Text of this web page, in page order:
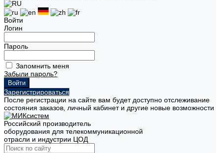
Войти
Логин
Пароль
Запомнить меня
Забыли пароль?
Зарегистрироваться
После регистрации на сайте вам будет доступно отслеживание
состояния заказов, личный кабинет и другие новые возможности
Российский производитель
оборудования для телекоммуникационной
отрасли и индустрии ЦОД